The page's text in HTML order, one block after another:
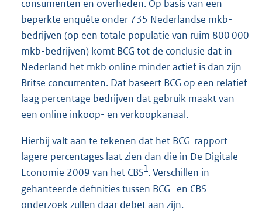
consumenten en overheden. Op basis van een
beperkte enquête onder 735 Nederlandse mkb-
bedrijven (op een totale populatie van ruim 800 000
mkb-bedrijven) komt BCG tot de conclusie dat in
Nederland het mkb online minder actief is dan zijn
Britse concurrenten. Dat baseert BCG op een relatief
laag percentage bedrijven dat gebruik maakt van
een online inkoop- en verkoopkanaal.
Hierbij valt aan te tekenen dat het BCG-rapport
lagere percentages laat zien dan die in De Digitale
Economie 2009 van het CBS1. Verschillen in
gehanteerde definities tussen BCG- en CBS-
onderzoek zullen daar debet aan zijn.